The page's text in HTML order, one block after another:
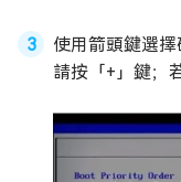
使用箭頭鍵選擇
請按「+」鍵；